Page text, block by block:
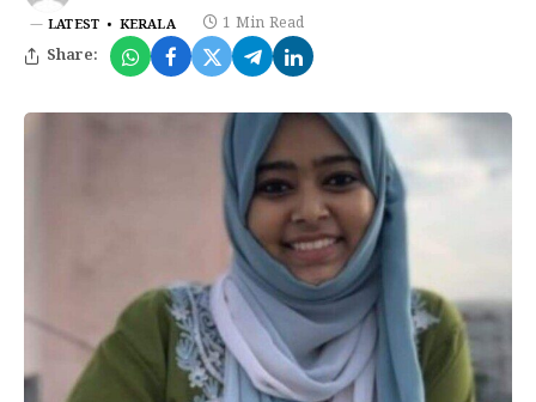
LATEST KERALA 1 Min Read
Share: